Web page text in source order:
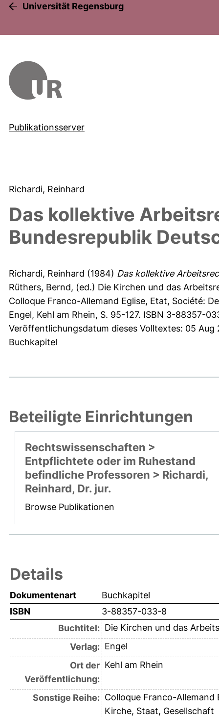
Universität Regensburg
Publikationsserver
Richardi, Reinhard
Das kollektive
Bundesrepublik
Richardi, Reinhard (1984) Das kollektive
Rüthers, Bernd, (ed.) Die Kirchen und das
Colloque Franco-Allemand Eglise, Etat, Société:
Engel, Kehl am Rhein, S. 95-127. ISBN 3-88357-
Veröffentlichungsdatum dieses Volltextes: 05 Aug
Buchkapitel
Beteiligte Einrichtungen
Rechtswissenschaften >
Entpflichtete oder im Ruhestand
befindliche Professoren > Richardi,
Reinhard, Dr. jur.
Browse Publikationen
Details
Dokumentenart
Buchkapitel
ISBN
3-88357-033-8
Buchtitel: Die Kirchen und das
Verlag: Engel
Ort der
Veröffentlichung:
Kehl am Rhein
Sonstige Reihe: Colloque Franco-Allemand
Kirche, Staat, Gesellschaft